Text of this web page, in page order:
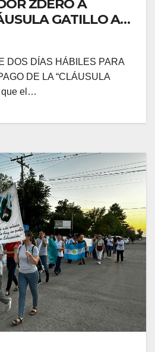
ZDERO A
GATILLO A
CHAQUEÑOS
DOS DÍAS HÁBILES PARA
DE LA “CLÁUSULA
que el…